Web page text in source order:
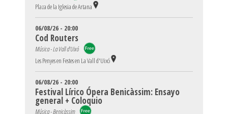
Plaza de la Iglesia de Artana
06/08/26 - 20:00
Cod Routers
Música - La Vall d'Uixó
Les Penyes en Festes en La Vall d'Uixó
06/08/26 - 20:00
Festival Lírico Ópera Benicàssim: Ensayo
general + Coloquio
Música - Benicàssim